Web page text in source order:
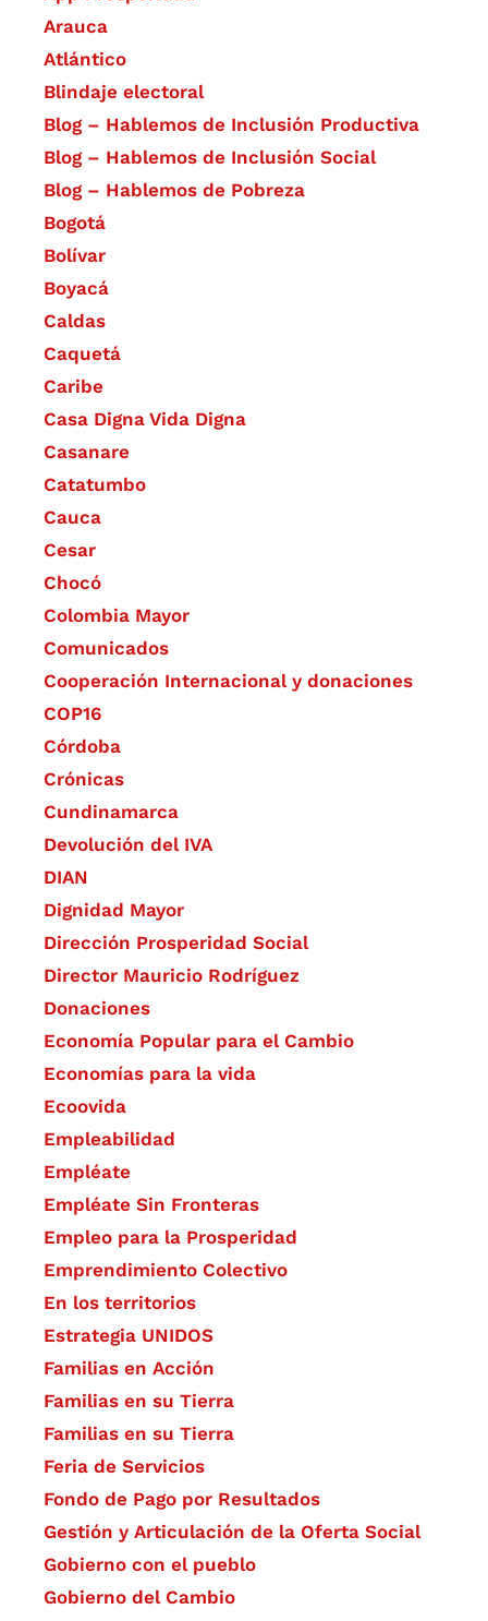
Arauca
Atlántico
Blindaje electoral
Blog – Hablemos de Inclusión Productiva
Blog – Hablemos de Inclusión Social
Blog – Hablemos de Pobreza
Bogotá
Bolívar
Boyacá
Caldas
Caquetá
Caribe
Casa Digna Vida Digna
Casanare
Catatumbo
Cauca
Cesar
Chocó
Colombia Mayor
Comunicados
Cooperación Internacional y donaciones
COP16
Córdoba
Crónicas
Cundinamarca
Devolución del IVA
DIAN
Dignidad Mayor
Dirección Prosperidad Social
Director Mauricio Rodríguez
Donaciones
Economía Popular para el Cambio
Economías para la vida
Ecoovida
Empleabilidad
Empléate
Empléate Sin Fronteras
Empleo para la Prosperidad
Emprendimiento Colectivo
En los territorios
Estrategia UNIDOS
Familias en Acción
Familias en su Tierra
Familias en su Tierra
Feria de Servicios
Fondo de Pago por Resultados
Gestión y Articulación de la Oferta Social
Gobierno con el pueblo
Gobierno del Cambio